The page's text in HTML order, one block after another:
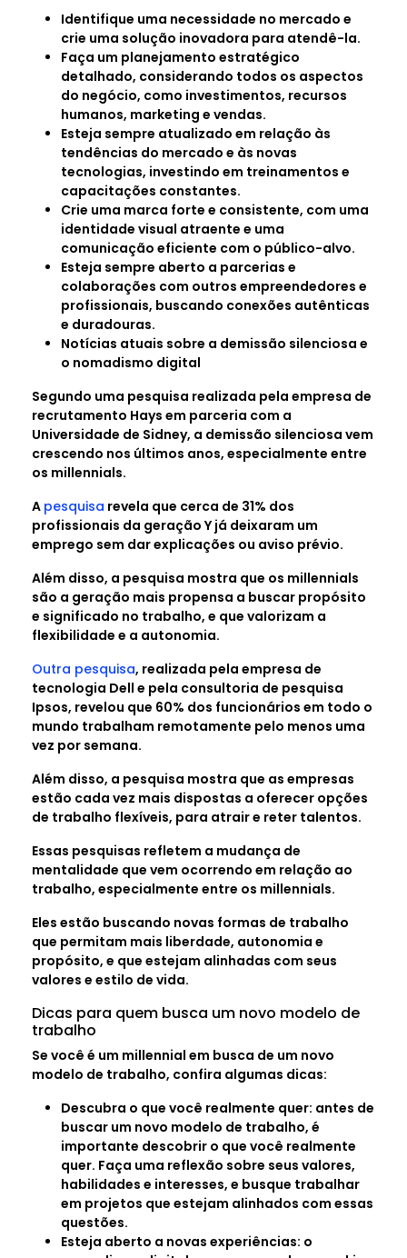
Identifique uma necessidade no mercado e
crie uma solução inovadora para atendê-la.
Faça um planejamento estratégico
detalhado, considerando todos os aspectos
do negócio, como investimentos, recursos
humanos, marketing e vendas.
Esteja sempre atualizado em relação às
tendências do mercado e às novas
tecnologias, investindo em treinamentos e
capacitações constantes.
Crie uma marca forte e consistente, com uma
identidade visual atraente e uma
comunicação eficiente com o público-alvo.
Esteja sempre aberto a parcerias e
colaborações com outros empreendedores e
profissionais, buscando conexões autênticas
e duradouras.
Notícias atuais sobre a demissão silenciosa e
o nomadismo digital
Segundo uma pesquisa realizada pela empresa de
recrutamento Hays em parceria com a
Universidade de Sidney, a demissão silenciosa vem
crescendo nos últimos anos, especialmente entre
os millennials.
A pesquisa revela que cerca de 31% dos
profissionais da geração Y já deixaram um
emprego sem dar explicações ou aviso prévio.
Além disso, a pesquisa mostra que os millennials
são a geração mais propensa a buscar propósito
e significado no trabalho, e que valorizam a
flexibilidade e a autonomia.
Outra pesquisa, realizada pela empresa de
tecnologia Dell e pela consultoria de pesquisa
Ipsos, revelou que 60% dos funcionários em todo o
mundo trabalham remotamente pelo menos uma
vez por semana.
Além disso, a pesquisa mostra que as empresas
estão cada vez mais dispostas a oferecer opções
de trabalho flexíveis, para atrair e reter talentos.
Essas pesquisas refletem a mudança de
mentalidade que vem ocorrendo em relação ao
trabalho, especialmente entre os millennials.
Eles estão buscando novas formas de trabalho
que permitam mais liberdade, autonomia e
propósito, e que estejam alinhadas com seus
valores e estilo de vida.
Dicas para quem busca um novo modelo de
trabalho
Se você é um millennial em busca de um novo
modelo de trabalho, confira algumas dicas:
Descubra o que você realmente quer: antes de
buscar um novo modelo de trabalho, é
importante descobrir o que você realmente
quer. Faça uma reflexão sobre seus valores,
habilidades e interesses, e busque trabalhar
em projetos que estejam alinhados com essas
questões.
Esteja aberto a novas experiências: o